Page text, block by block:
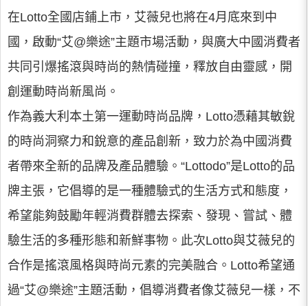
在Lotto全國店鋪上市，艾薇兒也將在4月底來到中
國，啟動“艾@樂途”主題市場活動，與廣大中國消費者
共同引爆搖滾與時尚的熱情碰撞，釋放自由靈感，開
創運動時尚新風尚。
作為義大利本土第一運動時尚品牌，Lotto憑藉其敏銳
的時尚洞察力和銳意的產品創新，致力於為中國消費
者帶來全新的品牌及產品體驗。“Lottodo”是Lotto的品
牌主張，它倡導的是一種體驗式的生活方式和態度，
希望能夠鼓勵年輕消費群體去探索、發現、嘗試、體
驗生活的多種形態和新鮮事物。此次Lotto與艾薇兒的
合作是搖滾風格與時尚元素的完美融合。Lotto希望通
過“艾@樂途”主題活動，倡導消費者像艾薇兒一樣，不